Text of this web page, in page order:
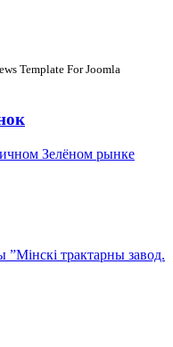
Template For Joomla
Зелёном рынке
трактарны завод.